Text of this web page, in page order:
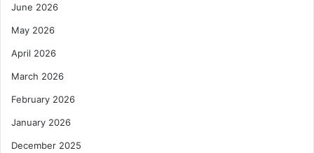
June 2026
May 2026
April 2026
March 2026
February 2026
January 2026
December 2025